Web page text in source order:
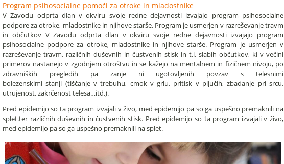
Program psihosocialne pomoči za otroke in mladostnike
V Zavodu odprta dlan v okviru svoje redne dejavnosti izvajajo program psihosocialne
podpore za otroke, mladostnike in njihove starše. Program je usmerjen v razreševanje travm
in občutkov V Zavodu odprta dlan v okviru svoje redne dejavnosti izvajajo program
psihosocialne podpore za otroke, mladostnike in njihove starše. Program je usmerjen v
razreševanje travm, različnih duševnih in čustvenih stisk in t.i. slabih občutkov, ki v večini
primerov nastanejo v zgodnjem otroštvu in se kažejo na mentalnem in fizičnem nivoju, po
zdravniških pregledih pa zanje ni ugotovljenih povzav s telesnimi
bolezenskimi stanji (tiščanje v trebuhu, cmok v grlu, pritisk v pljučih, zbadanje pri srcu,
utrujenost, zakrčenost telesa…itd.).
Pred epidemijo so ta program izvajali v živo, med epidemijo pa so ga uspešno premaknili na
splet.ter različnih duševnih in čustvenih stisk. Pred epidemijo so ta program izvajali v živo,
med epidemijo pa so ga uspešno premaknili na splet.